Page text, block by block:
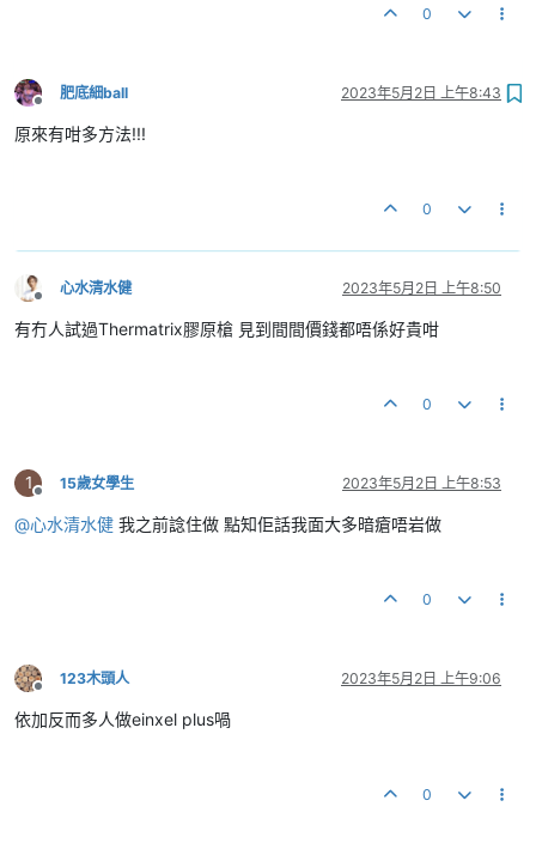
0
離線
肥底細ball 2023年5月2日 上午8:43
原來有咁多方法!!!
0
離線
心水清水健 2023年5月2日 上午8:50
有冇人試過Thermatrix膠原槍 見到間間價錢都唔係好貴咁
0
1
離線
15歲女學生 2023年5月2日 上午8:53
@心水清水健 我之前諗住做 點知佢話我面大多暗瘡唔岩做
0
離線
123木頭人 2023年5月2日 上午9:06
依加反而多人做einxel plus喎
0